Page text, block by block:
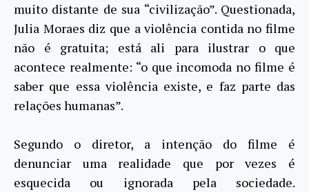
muito distante de sua “civilização”. Questionada,
Julia Moraes diz que a violência contida no filme
não é gratuita; está ali para ilustrar o que
acontece realmente: “o que incomoda no filme é
saber que essa violência existe, e faz parte das
relações humanas”.
Segundo o diretor, a intenção do filme é
denunciar uma realidade que por vezes é
esquecida ou ignorada pela sociedade.